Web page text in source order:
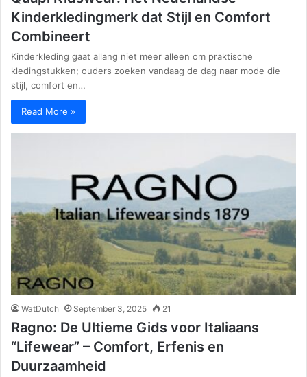
Kinderkledingmerk dat Stijl en Comfort
Combineert
Kinderkleding gaat allang niet meer alleen om praktische
kledingstukken; ouders zoeken vandaag de dag naar mode die
stijl, comfort en…
Read More »
WatDutch September 3, 2025 21
Ragno: De Ultieme Gids voor Italiaans
“Lifewear” – Comfort, Erfenis en
Duurzaamheid